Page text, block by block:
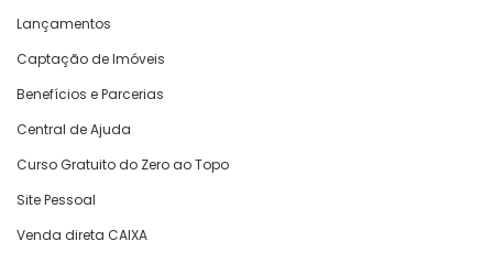
Lançamentos
Captação de Imóveis
Benefícios e Parcerias
Central de Ajuda
Curso Gratuito do Zero ao Topo
Site Pessoal
Venda direta CAIXA